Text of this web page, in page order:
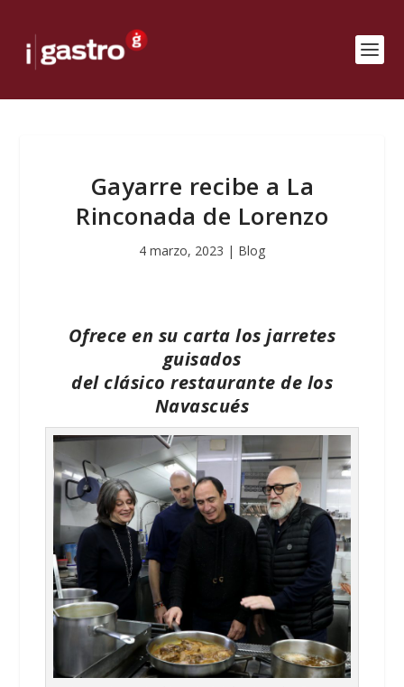
Gayarre recibe a La
Rinconada de Lorenzo
4 marzo, 2023 | Blog
Ofrece en su carta los jarretes
guisados
del clásico restaurante de los
Navascués